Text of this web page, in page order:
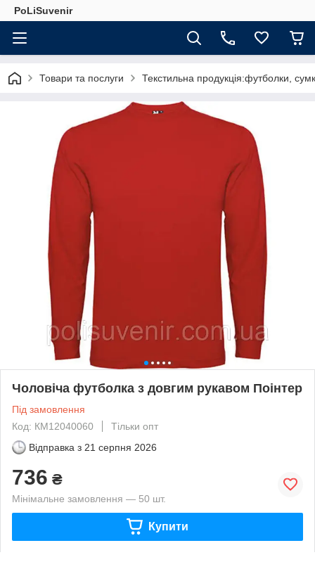
PoLiSuvenir
Товари та послуги Текстильна продукція:футболки,
Чоловіча футболка з довгим рукавом Поінтер
Під замовлення
Код: КМ12040060
Тільки опт
Відправка з 21 серпня 2026
736 ₴
Мінімальне замовлення — 50 шт.
Купити